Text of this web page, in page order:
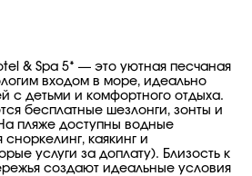
& Spa 5* — это уютная песчаная
входом в море, идеально
с детьми и комфортного отдыха.
бесплатные шезлонги, зонты и
пляже доступны водные
каякинг и
услуги за доплату). Близость к
создают идеальные условия